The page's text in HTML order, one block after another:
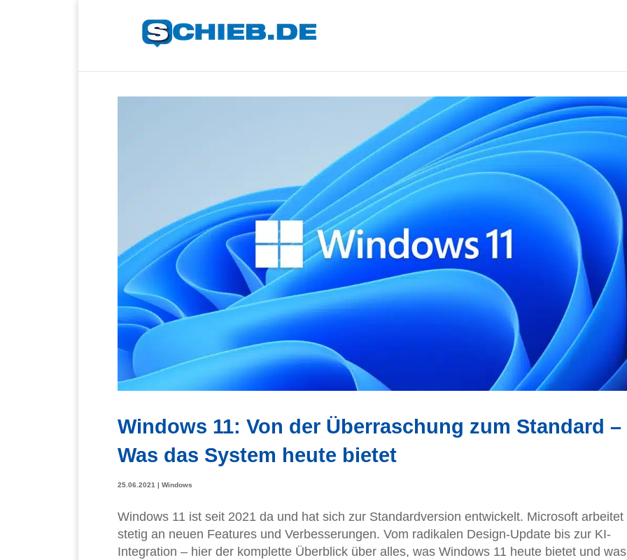
Windows 11: Von der Überraschung zum Standard –
Was das System heute bietet
25.06.2021 Windows
Windows 11 ist seit 2021 da und hat sich zur Standardversion entwickelt. Microsoft arbeitet
stetig an neuen Features und Verbesserungen. Vom radikalen Design-Update bis zur KI-
Integration – hier der komplette Überblick über alles, was Windows 11 heute bietet und